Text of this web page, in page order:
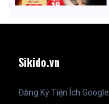
Sikido.vn
Đăng Ký Tiện Ích Google